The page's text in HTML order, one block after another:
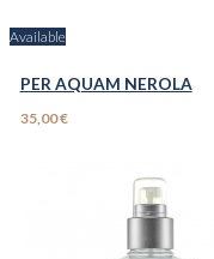
Available
PER AQUAM NEROLA
35,00 €